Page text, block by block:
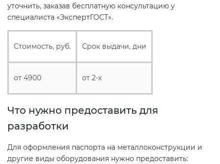
уточнить, заказав бесплатную консультацию у
специалиста «ЭкспертГОСТ».
Стоимость, руб. Срок выдачи, дни
от 4900 от 2-х
Что нужно предоставить для
разработки
Для оформления паспорта на металлоконструкции и
другие виды оборудования нужно предоставить: